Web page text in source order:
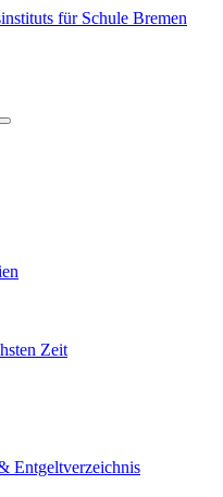
Zeit
Entgeltverzeichnis